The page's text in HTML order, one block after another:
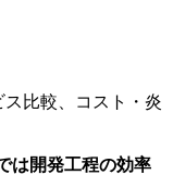
比較、コスト・炎
は開発工程の効率